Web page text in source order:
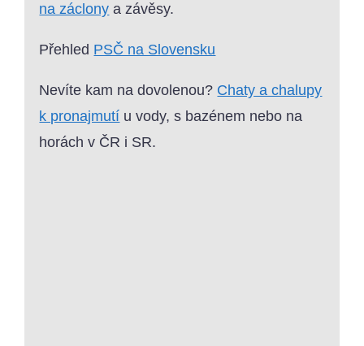
na záclony a závěsy.
Přehled PSČ na Slovensku
Nevíte kam na dovolenou? Chaty a chalupy
k pronajmutí u vody, s bazénem nebo na
horách v ČR i SR.